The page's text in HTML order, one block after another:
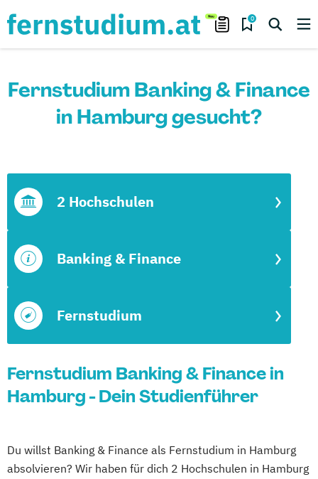
0
Fernstudium Banking & Finance
in Hamburg gesucht?
Fernstudium
Banking & Finance
2 Hochschulen
Fernstudium Banking & Finance in
Hamburg - Dein Studienführer
Du willst Banking & Finance als Fernstudium in Hamburg
absolvieren? Wir haben für dich 2 Hochschulen in Hamburg